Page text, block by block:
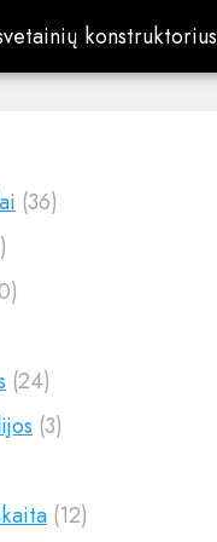
konstruktorius
konstruktorius
(36)
(24)
(3)
(12)